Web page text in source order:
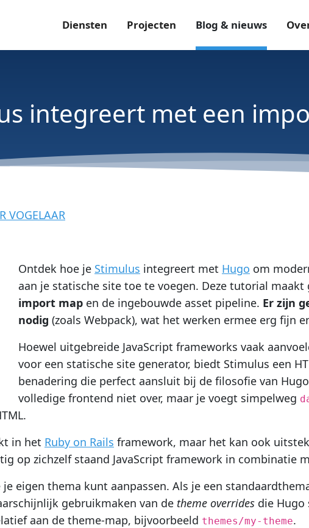
Diensten Projecten Blog & nieuws
integreert met een
VOGELAAR
Ontdek hoe je Stimulus integreert met Hugo om
aan je statische site toe te voegen. Deze tutorial maakt
import map en de ingebouwde asset pipeline. Er zijn
nodig (zoals Webpack), wat het werken ermee erg fijn
Hoewel uitgebreide JavaScript frameworks vaak
voor een statische site generator, biedt Stimulus een
benadering die perfect aansluit bij de filosofie van
volledige frontend niet over, maar je voegt simpelweg
in het Ruby on Rails framework, maar het kan ook
op zichzelf staand JavaScript framework in combinatie
eigen thema kunt aanpassen. Als je een
gebruikmaken van de theme overrides die Hugo
aan de theme-map, bijvoorbeeld themes/my-theme.